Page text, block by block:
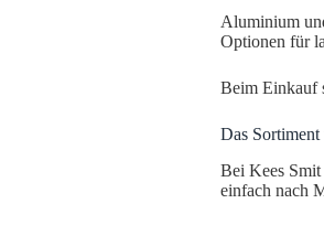
Aluminium
Optionen für
Beim Einkauf
Das
Bei Kees
einfach nach